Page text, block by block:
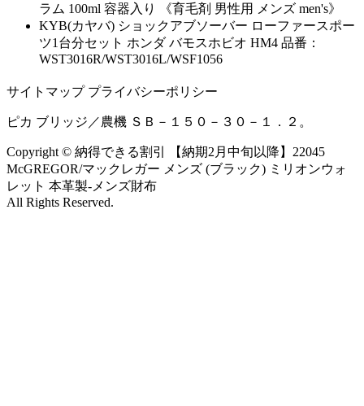
ラム 100ml 容器入り 《育毛剤 男性用 メンズ men's》
KYB(カヤバ) ショックアブソーバー ローファースポー
ツ1台分セット ホンダ バモスホビオ HM4 品番：
WST3016R/WST3016L/WSF1056
サイトマップ プライバシーポリシー
ピカ ブリッジ／農機 ＳＢ－１５０－３０－１．２。
Copyright © 納得できる割引 【納期2月中旬以降】22045
McGREGOR/マックレガー メンズ (ブラック) ミリオンウォ
レット 本革製-メンズ財布
All Rights Reserved.